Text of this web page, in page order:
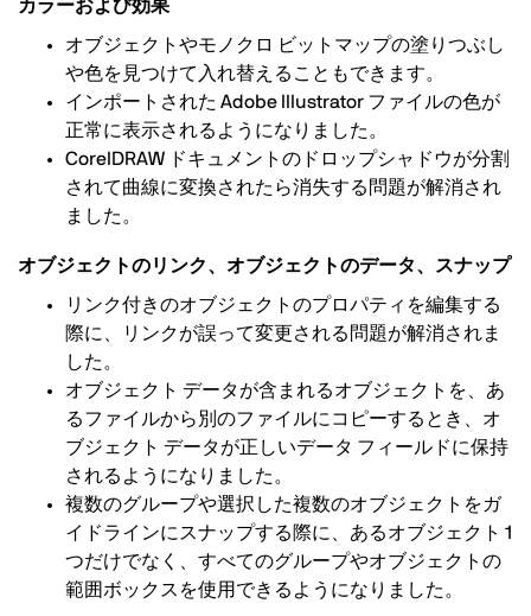
カラーおよび効果
オブジェクトやモノクロ ビットマップの塗りつぶし
や色を見つけて入れ替えることもできます。
インポートされた Adobe Illustrator ファイルの色が
正常に表示されるようになりました。
CorelDRAW ドキュメントのドロップシャドウが分割
されて曲線に変換されたら消失する問題が解消され
ました。
オブジェクトのリンク、オブジェクトのデータ、スナップ
リンク付きのオブジェクトのプロパティを編集する
際に、リンクが誤って変更される問題が解消されま
した。
オブジェクト データが含まれるオブジェクトを、あ
るファイルから別のファイルにコピーするとき、オ
ブジェクト データが正しいデータ フィールドに保持
されるようになりました。
複数のグループや選択した複数のオブジェクトをガ
イドラインにスナップする際に、あるオブジェクト 1
つだけでなく、すべてのグループやオブジェクトの
範囲ボックスを使用できるようになりました。